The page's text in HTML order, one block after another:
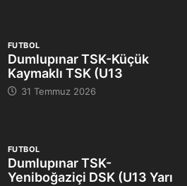
FUTBOL
Dumlupınar TSK-Küçük
Kaymaklı TSK (U13
31 Temmuz 2026
FUTBOL
Dumlupınar TSK-
Yeniboğaziçi DSK (U13 Yarı